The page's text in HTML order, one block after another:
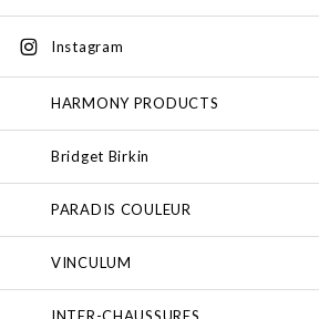
Instagram
HARMONY PRODUCTS
Bridget Birkin
PARADIS COULEUR
VINCULUM